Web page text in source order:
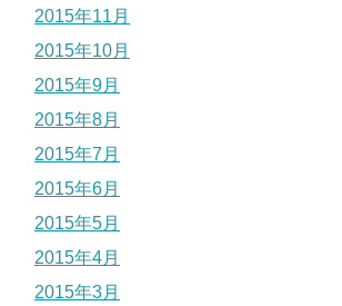
2015年11月
2015年10月
2015年9月
2015年8月
2015年7月
2015年6月
2015年5月
2015年4月
2015年3月